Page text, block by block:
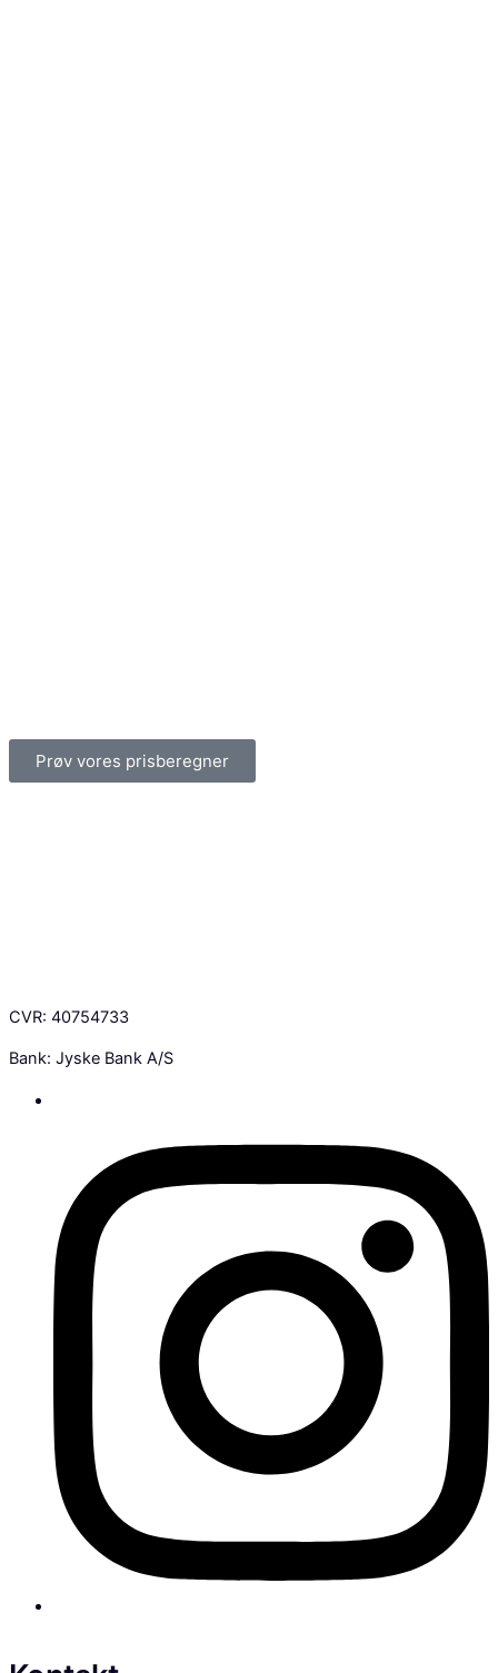
Prøv vores prisberegner
CVR: 40754733
Bank: Jyske Bank A/S